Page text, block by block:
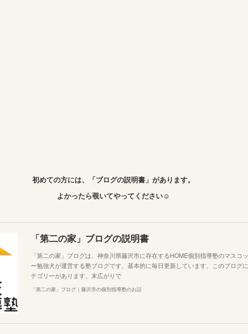
初めての方には、「ブログの説明書」があります。
よかったら覗いてやってください☺︎
「第二の家」ブログの説明書
「第二の家」ブログは、神奈川県藤沢市に存在するHOME個別指導塾のマスコ
ー勉強犬が運営する塾ブログです。基本的に毎日更新しています。このブログ
テゴリーがあります。末広がりで
「第二の家」ブログ｜藤沢市の個別指導塾のお話